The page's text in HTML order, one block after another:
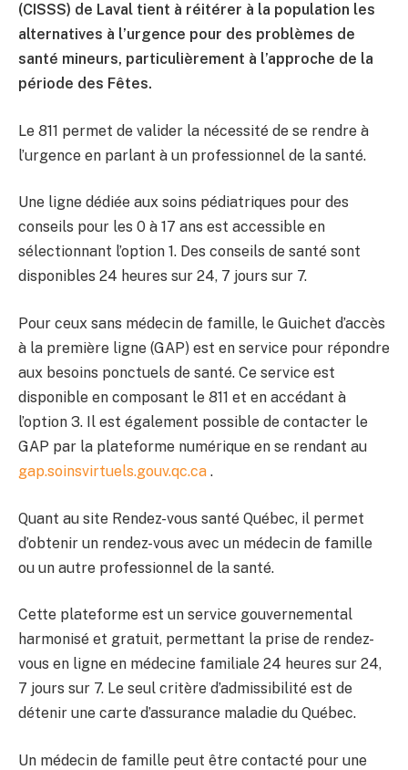
(CISSS) de Laval tient à réitérer à la population les
alternatives à l’urgence pour des problèmes de
santé mineurs, particulièrement à l’approche de la
période des Fêtes.
Le 811 permet de valider la nécessité de se rendre à
l’urgence en parlant à un professionnel de la santé.
Une ligne dédiée aux soins pédiatriques pour des
conseils pour les 0 à 17 ans est accessible en
sélectionnant l’option 1. Des conseils de santé sont
disponibles 24 heures sur 24, 7 jours sur 7.
Pour ceux sans médecin de famille, le Guichet d’accès
à la première ligne (GAP) est en service pour répondre
aux besoins ponctuels de santé. Ce service est
disponible en composant le 811 et en accédant à
l’option 3. Il est également possible de contacter le
GAP par la plateforme numérique en se rendant au
gap.soinsvirtuels.gouv.qc.ca .
Quant au site Rendez-vous santé Québec, il permet
d’obtenir un rendez-vous avec un médecin de famille
ou un autre professionnel de la santé.
Cette plateforme est un service gouvernemental
harmonisé et gratuit, permettant la prise de rendez-
vous en ligne en médecine familiale 24 heures sur 24,
7 jours sur 7. Le seul critère d’admissibilité est de
détenir une carte d’assurance maladie du Québec.
Un médecin de famille peut être contacté pour une